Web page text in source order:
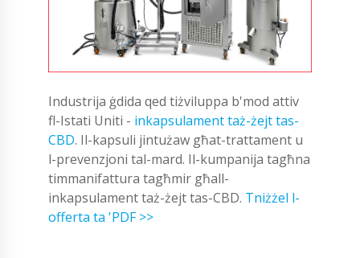
Industrija ġdida qed tiżviluppa b'mod attiv
fl-Istati Uniti - inkapsulament taż-żejt tas-
CBD. Il-kapsuli jintużaw għat-trattament u
l-prevenzjoni tal-mard. Il-kumpanija tagħna
timmanifattura tagħmir għall-
inkapsulament taż-żejt tas-CBD. Tniżżel l-
offerta ta 'PDF >>